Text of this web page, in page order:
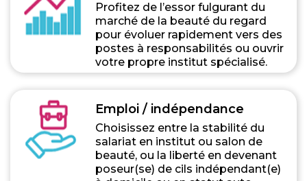
Profitez de l’essor fulgurant du
marché de la beauté du regard
pour évoluer rapidement vers des
postes à responsabilités ou ouvrir
votre propre institut spécialisé.
Emploi / indépendance
Choisissez entre la stabilité du
salariat en institut ou salon de
beauté, ou la liberté en devenant
poseur(se) de cils indépendant(e)